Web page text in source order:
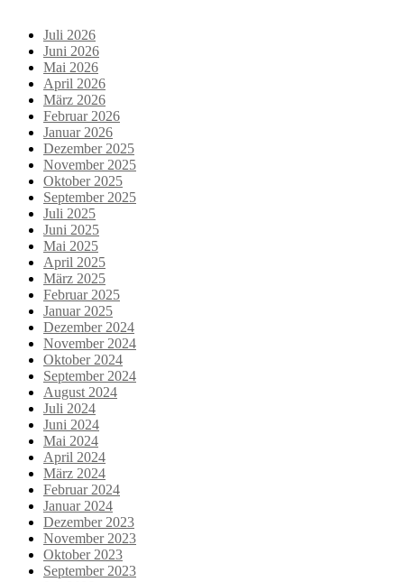
Juli 2026
Juni 2026
Mai 2026
April 2026
März 2026
Februar 2026
Januar 2026
Dezember 2025
November 2025
Oktober 2025
September 2025
Juli 2025
Juni 2025
Mai 2025
April 2025
März 2025
Februar 2025
Januar 2025
Dezember 2024
November 2024
Oktober 2024
September 2024
August 2024
Juli 2024
Juni 2024
Mai 2024
April 2024
März 2024
Februar 2024
Januar 2024
Dezember 2023
November 2023
Oktober 2023
September 2023